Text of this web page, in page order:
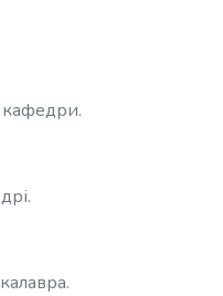
кафедри.